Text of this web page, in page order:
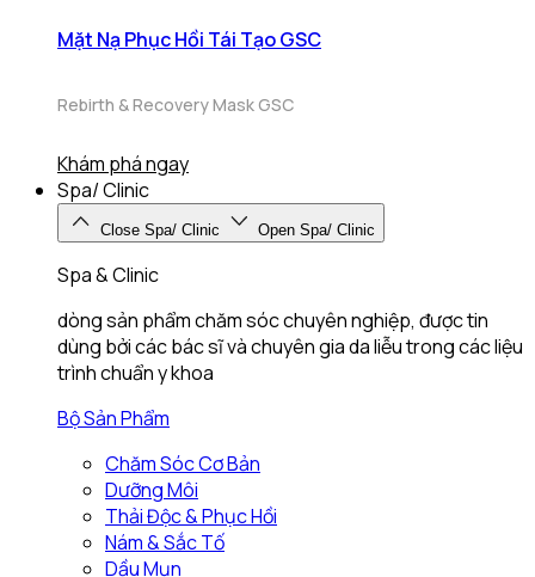
Mặt Nạ Phục Hồi Tái Tạo GSC
Rebirth & Recovery Mask GSC
Khám phá ngay
Spa/ Clinic
Close Spa/ Clinic Open Spa/ Clinic
Spa & Clinic
dòng sản phẩm chăm sóc chuyên nghiệp, được tin
dùng bởi các bác sĩ và chuyên gia da liễu trong các liệu
trình chuẩn y khoa
Bộ Sản Phẩm
Chăm Sóc Cơ Bản
Dưỡng Môi
Thải Độc & Phục Hồi
Nám & Sắc Tố
Dầu Mụn